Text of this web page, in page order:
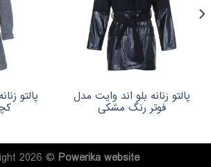
پالتو زنانه بلو اند وایت مدل
فوتر رنگ مشکی
پالتو
2026 © Powerikawebsite